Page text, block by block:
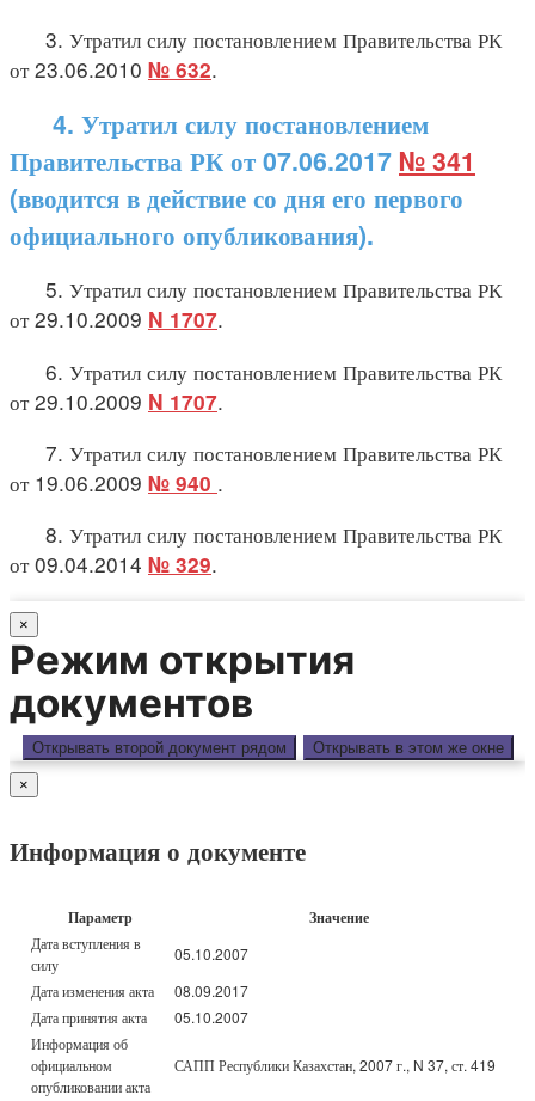
3. Утратил силу постановлением Правительства РК
от 23.06.2010 № 632.
4. Утратил силу постановлением
Правительства РК от 07.06.2017 № 341
(вводится в действие со дня его первого
официального опубликования).
5. Утратил силу постановлением Правительства РК
от 29.10.2009 N 1707.
6. Утратил силу постановлением Правительства РК
от 29.10.2009 N 1707.
7. Утратил силу постановлением Правительства РК
от 19.06.2009 № 940 .
8. Утратил силу постановлением Правительства РК
от 09.04.2014 № 329.
×
Режим открытия
документов
Открывать второй документ рядом Открывать в этом же окне
×
Информация о документе
Параметр Значение
Дата вступления в
силу
05.10.2007
Дата изменения акта
08.09.2017
Дата принятия акта
05.10.2007
Информация об
официальном
опубликовании акта
САПП Республики Казахстан, 2007 г., N 37, ст. 419